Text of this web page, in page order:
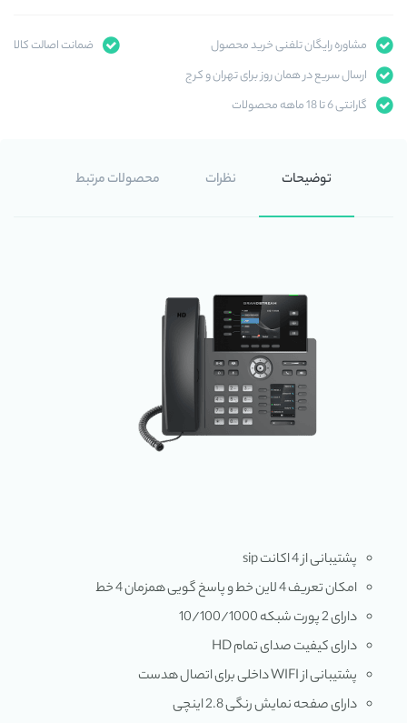
مشاوره رایگان تلفنی خرید محصول
ضمانت اصالت کالا
ارسال سریع در همان روز برای تهران و کرج
گارانتی 6 تا 18 ماهه محصولات
توضیحات نظرات محصولات مرتبط
پشتیبانی از 4 اکانت sip
امکان تعریف 4 لاین خط و پاسخ گویی همزمان 4 خط
دارای 2 پورت شبکه 10/100/1000
دارای کیفیت صدای تمام HD
پشتیبانی از WIFI داخلی برای اتصال هدست
دارای صفحه نمایش رنگی 2.8 اینچی